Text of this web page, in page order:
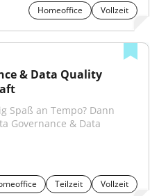
Homeoffice Vollzeit
& Data Quality
Spaß an Tempo? Dann
Governance & Data
Teilzeit Vollzeit